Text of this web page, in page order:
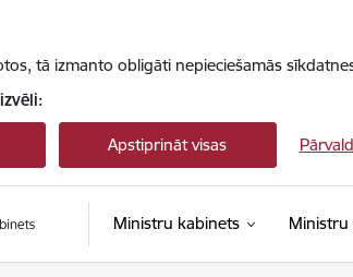
tā izmanto obligāti nepieciešamās
Apstiprināt visas
Ministru kabinets Ministru